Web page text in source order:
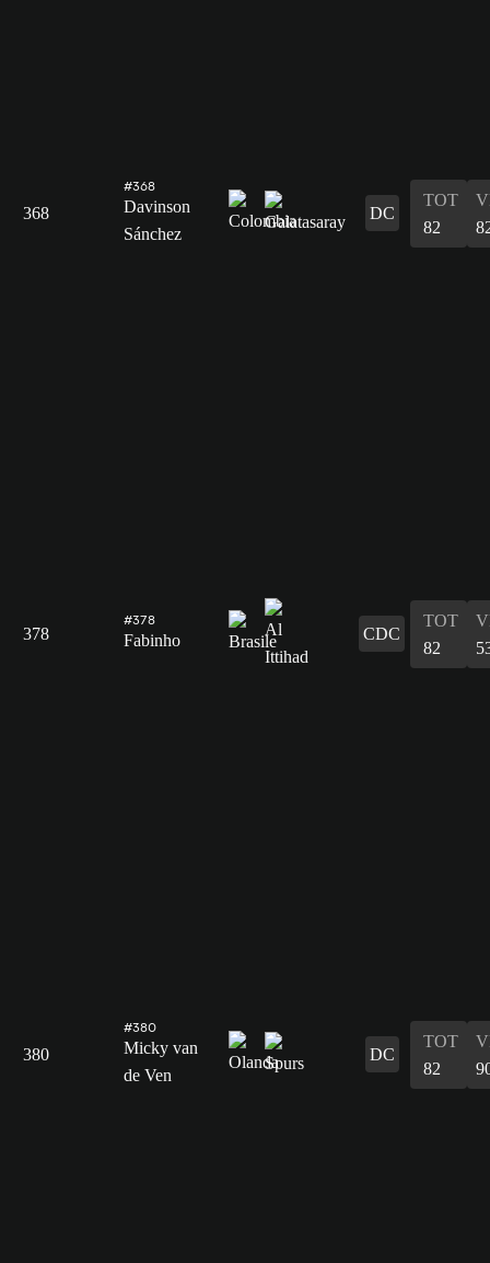
368
#368
Davinson
Sánchez
DC
TOT
82
378
#378
Fabinho CDC
TOT
82
380
#380
Micky van
de Ven
DC
TOT
82